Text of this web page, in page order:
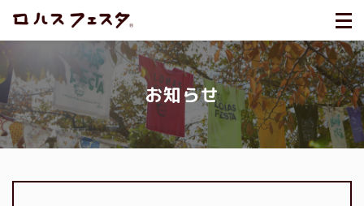
お知らせ